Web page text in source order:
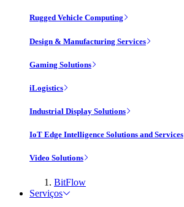
Rugged Vehicle Computing
Design & Manufacturing Services
Gaming Solutions
iLogistics
Industrial Display Solutions
IoT Edge Intelligence Solutions and Services
Video Solutions
BitFlow
Serviços